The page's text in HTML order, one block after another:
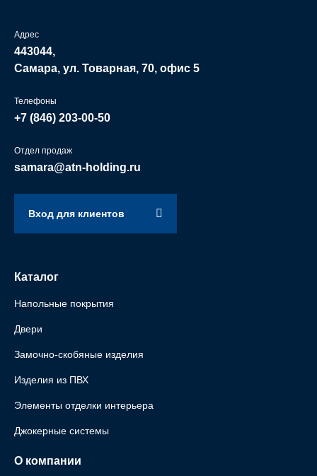
Адрес
443044,
Самара, ул. Товарная, 70, офис 5
Телефоны
+7 (846) 203-00-50
Отдел продаж
samara@atn-holding.ru
Вход для клиентов
Каталог
Напольные покрытия
Двери
Замочно-скобяные изделия
Изделия из ПВХ
Элементы отделки интерьера
Джокерные системы
О компании